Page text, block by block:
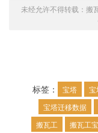
未经允许不得转载： 搬
标签： 宝塔 宝
宝塔迁移数据
搬瓦工
搬瓦工